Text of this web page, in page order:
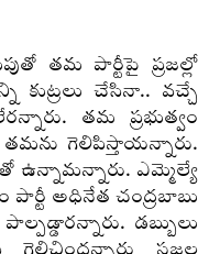
తమ పార్టీపై ప్రజల్లో
కుట్రలు చేసినా.. వచ్చే
తమ ప్రభుత్వం
గెలిపిస్తాయన్నారు.
ఉన్నామన్నారు. ఎమ్మెల్యే
పార్టీ అధినేత చంద్రబాబు
డబ్బులు
సజ్జల